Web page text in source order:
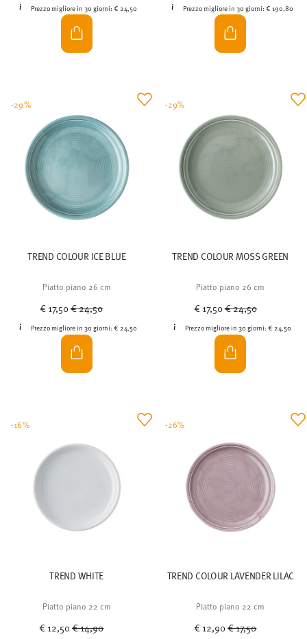
Prezzo migliore in 30 giorni:€ 24,50 Prezzo migliore in 30 giorni: € 190,80
TREND COLOUR ICE BLUE
Piatto piano 26 cm
€ 17,50Price reduced from
€ 24,50
Prezzo migliore in 30 giorni:€ 24,50
-29%
TREND COLOUR MOSS GREEN
Piatto piano 26 cm
€ 17,50Price reduced from
€ 24,50
Prezzo migliore in 30 giorni: € 24,50
-29%
TREND WHITE
Piatto piano 22 cm
€ 12,50Price reduced from
€ 14,90
-16%
TREND COLOUR LAVENDER LILAC
Piatto piano 22 cm
€ 12,90Price reduced from
€ 17,50
-26%